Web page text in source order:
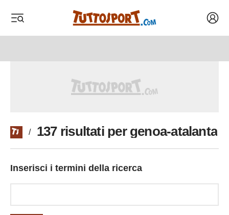
/ 137 risultati per genoa-atalanta
Inserisci i termini della ricerca